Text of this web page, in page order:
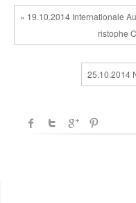
« 19.10.2014 Internationale
ristophe
25.10.2014